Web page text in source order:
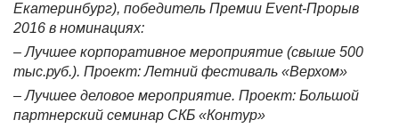
Екатеринбург), победитель Премии Event-Прорыв
2016 в номинациях:
– Лучшее корпоративное мероприятие (свыше 500
тыс.руб.). Проект: Летний фестиваль «Верхом»
– Лучшее деловое мероприятие. Проект: Большой
партнерский семинар СКБ «Контур»